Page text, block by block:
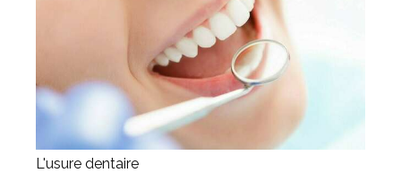
L'usure dentaire